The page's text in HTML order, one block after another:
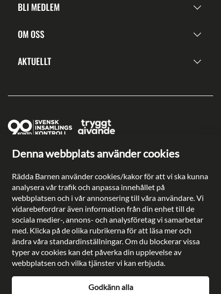
Denna webbplats använder cookies
Rädda Barnen använder cookies/kakor för att vi ska kunna
analysera vår trafik och anpassa innehållet på
webbplatsen och i vår annonsering till våra användare. Vi
vidarebefordrar även information från din enhet till de
sociala medier-, annons- och analysföretag vi samarbetar
med. Klicka på de olika rubrikerna för att läsa mer och
ändra våra standardinställningar. Om du blockerar vissa
typer av cookies kan det påverka din upplevelse av
webbplatsen och vilka tjänster vi kan erbjuda.
Godkänn alla
BLI MEDLEM
OM OSS
AKTUELLT
Ge en gåva direkt
Plusgiro: 90 2003-3
Bankgiro: 902-0033
Säkra betalningar med
Besöksadress: Gustavslundsvägen 141, Bromma
Postadress: Rädda Barnen, 107 88 Stockholm
Telefon:08-698 90 00
kundservice@rb.se